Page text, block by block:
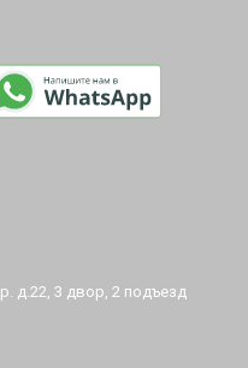
д.22, 3 двор, 2 подъезд